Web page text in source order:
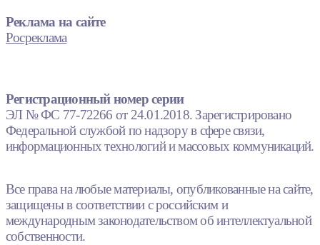
Реклама на сайте
Росреклама
Регистрационный номер серии
ЭЛ № ФС 77-72266 от 24.01.2018. Зарегистрировано
Федеральной службой по надзору в сфере связи,
информационных технологий и массовых коммуникаций.
Все права на любые материалы, опубликованные на сайте,
защищены в соответствии с российским и
международным законодательством об интеллектуальной
собственности.